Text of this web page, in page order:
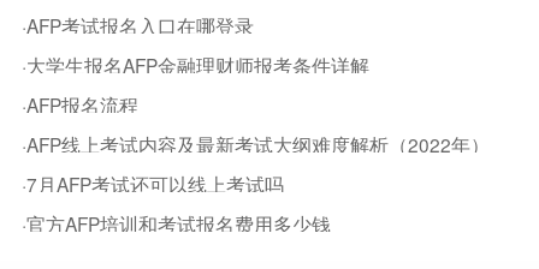
·AFP考试报名入口在哪登录
·大学生报名AFP金融理财师报考条件详解
·AFP报名流程
·AFP线上考试内容及最新考试大纲难度解析（2022年）
·7月AFP考试还可以线上考试吗
·官方AFP培训和考试报名费用多少钱